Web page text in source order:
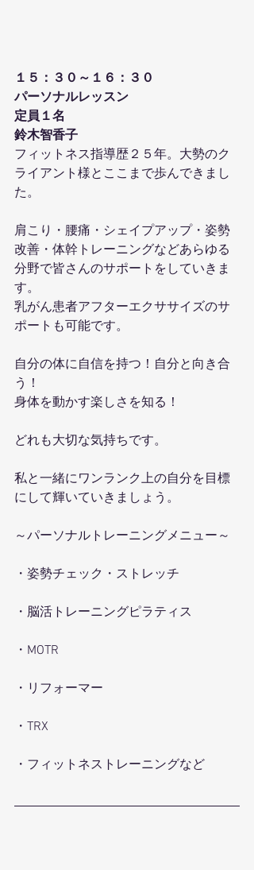
１５：３０～１６：３０
パーソナルレッスン
定員１名
鈴木智香子
フィットネス指導歴２５年。大勢のク
ライアント様とここまで歩んできまし
た。
肩こり・腰痛・シェイプアップ・姿勢
改善・体幹トレーニングなどあらゆる
分野で皆さんのサポートをしていきま
す。
乳がん患者アフターエクササイズのサ
ポートも可能です。
自分の体に自信を持つ！自分と向き合
う！
身体を動かす楽しさを知る！
どれも大切な気持ちです。
私と一緒にワンランク上の自分を目標
にして輝いていきましょう。
～パーソナルトレーニングメニュー～
・姿勢チェック・ストレッチ
・脳活トレーニングピラティス
・MOTR
・リフォーマー
・TRX
・フィットネストレーニングなど